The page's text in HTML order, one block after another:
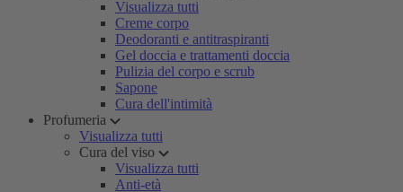
Visualizza tutti
Creme corpo
Deodoranti e antitraspiranti
Gel doccia e trattamenti doccia
Pulizia del corpo e scrub
Sapone
Cura dell'intimità
Profumeria
Visualizza tutti
Cura del viso
Visualizza tutti
Anti-età